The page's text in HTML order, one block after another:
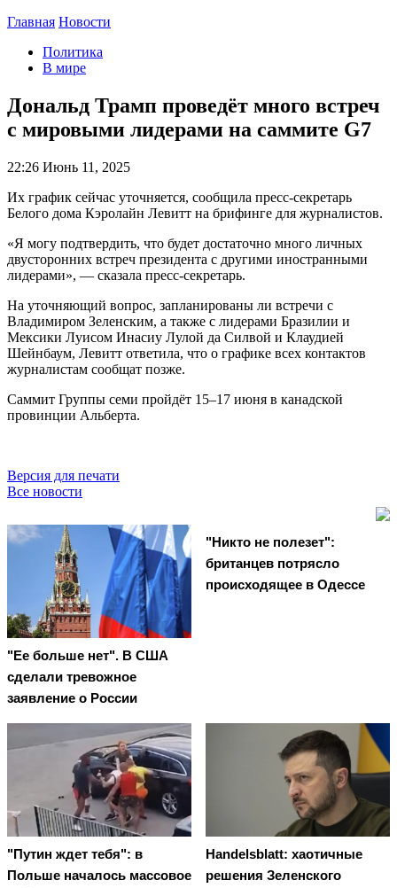
Главная Новости
Политика
В мире
Дональд Трамп проведёт много встреч
с мировыми лидерами на саммите G7
22:26 Июнь 11, 2025
Их график сейчас уточняется, сообщила пресс-секретарь
Белого дома Кэролайн Левитт на брифинге для журналистов.
«Я могу подтвердить, что будет достаточно много личных
двусторонних встреч президента с другими иностранными
лидерами», — сказала пресс-секретарь.
На уточняющий вопрос, запланированы ли встречи с
Владимиром Зеленским, а также с лидерами Бразилии и
Мексики Луисом Инасиу Лулой да Силвой и Клаудией
Шейнбаум, Левитт ответила, что о графике всех контактов
журналистам сообщат позже.
Саммит Группы семи пройдёт 15–17 июня в канадской
провинции Альберта.
Версия для печати
Все новости
"Ее больше нет". В США
сделали тревожное
заявление о России
"Никто не полезет":
британцев потрясло
происходящее в Одессе
"Путин ждет тебя": в
Польше началось массовое
Handelsblatt: хаотичные
решения Зеленского